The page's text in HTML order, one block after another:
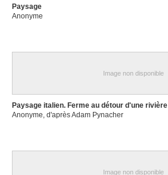
Paysage
Anonyme
Image non disponible
Paysage italien. Ferme au détour d'une rivière
Anonyme, d'après Adam Pynacher
Image non disponible